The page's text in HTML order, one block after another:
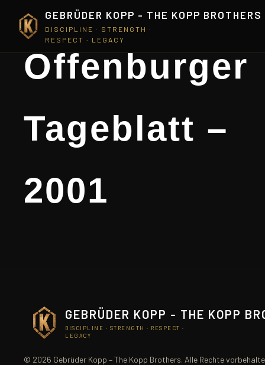
GEBRÜDER KOPP - THE KOPP BROTHERS
DISCIPLINE · STRENGTH ·
RESPECT · LEGACY
Offenburger
Tageblatt –
2001
GEBRÜDER KOPP - THE KOPP
DISCIPLINE · STRENGTH · RESPECT ·
LEGACY
© 2026 Gebrüder Kopp – The Kopp Brothers. Alle Rechte